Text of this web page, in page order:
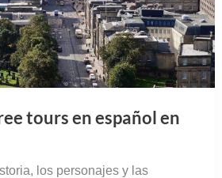
tours en español en
los personajes y las